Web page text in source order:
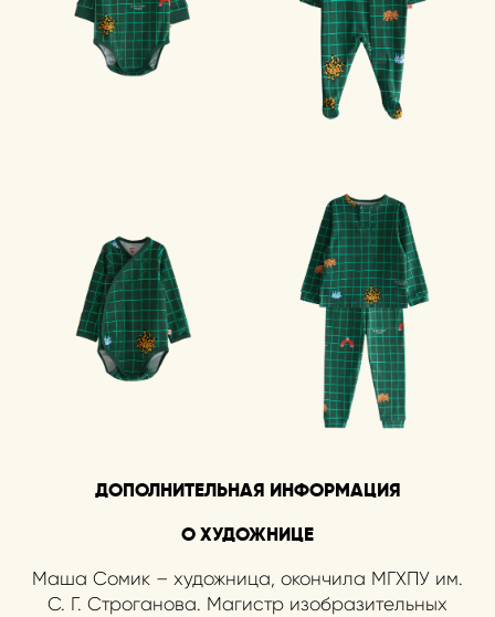
ДОПОЛНИТЕЛЬНАЯ ИНФОРМАЦИЯ
О ХУДОЖНИЦЕ
Маша Сомик – художница, окончила МГХПУ им.
С. Г. Строганова. Магистр изобразительных